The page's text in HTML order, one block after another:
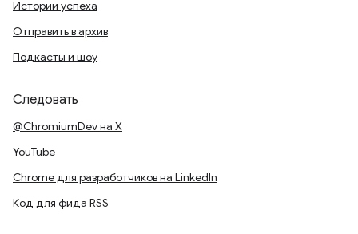
Истории успеха
Отправить в архив
Подкасты и шоу
Следовать
@ChromiumDev на X
YouTube
Chrome для разработчиков на LinkedIn
Код для фида RSS